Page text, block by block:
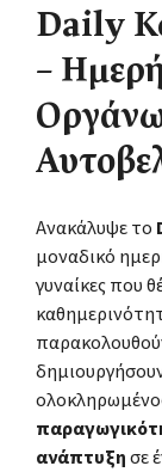
Daily
–
Ανακάλυψε το
μοναδικό
γυναίκες που
ανάπτυξησε